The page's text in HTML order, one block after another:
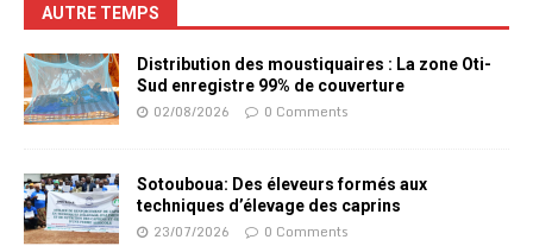
AUTRE TEMPS
Distribution des moustiquaires : La zone Oti-
Sud enregistre 99% de couverture
02/08/2026 0 Comments
Sotouboua: Des éleveurs formés aux
techniques d’élevage des caprins
23/07/2026 0 Comments